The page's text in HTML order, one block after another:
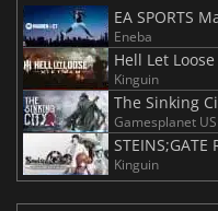
EA SPORTS
Eneba
Hell Let
Kinguin
The Sinking
Gamesplanet US
STEINS;GATE
Kinguin